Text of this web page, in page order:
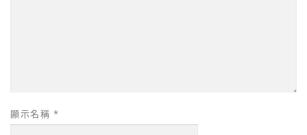
顯示名稱 *